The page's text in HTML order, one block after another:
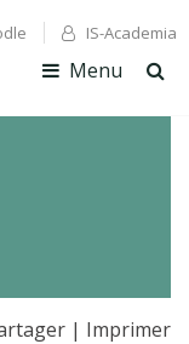
IS-Academia
Menu
la
| Imprimer